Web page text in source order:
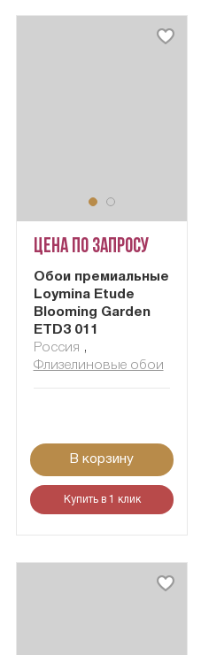
Цена по запросу
Обои премиальные
Loymina Etude
Blooming Garden
ETD3 011
Россия ,
Флизелиновые обои
В корзину
Купить в 1 клик